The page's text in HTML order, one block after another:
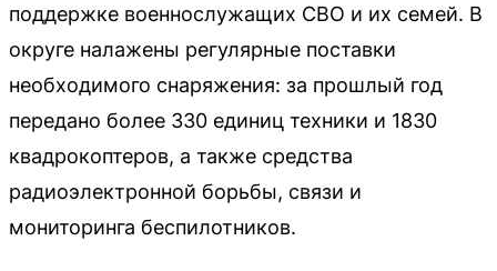
поддержке военнослужащих СВО и их семей. В
округе налажены регулярные поставки
необходимого снаряжения: за прошлый год
передано более 330 единиц техники и 1830
квадрокоптеров, а также средства
радиоэлектронной борьбы, связи и
мониторинга беспилотников.